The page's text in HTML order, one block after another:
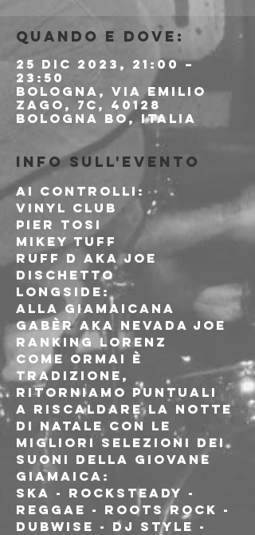
Quando e dove:
25 dic 2023, 21:00 –
23:50
Bologna, Via Emilio
Zago, 7c, 40128
Bologna BO, Italia
Info sull'evento
Ai controlli:
VINYL CLUB
Pier Tosi
Mikey Tuff
Ruff D aka Joe
Dischetto
longside:
ALLA GIAMAICANA
Gabèr aka Nevada Joe
Ranking Lorenz
Come ormai è
tradizione,
ritorniamo puntuali
a riscaldare la notte
di Natale con le
migliori selezioni dei
suoni della giovane
Giamaica:
Ska - Rocksteady -
Reggae - Roots Rock -
Dubwise - Dj Style -